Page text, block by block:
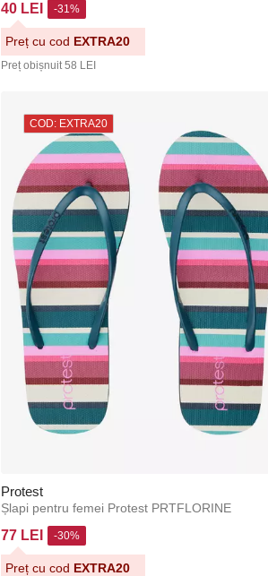
40 LEI
Preț obișnuit 58 LEI
-31%
Preț cu cod EXTRA20
COD: EXTRA20
Protest
Șlapi pentru femei Protest PRTFLORINE
77 LEI -30%
Preț cu cod EXTRA20